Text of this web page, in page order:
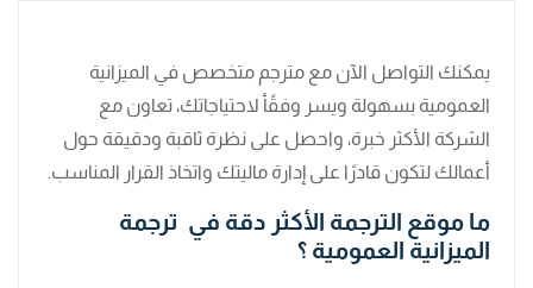
يمكنك التواصل الآن مع مترجم متخصص في الميزانية
العمومية بسهولة ويسر وفقًأ لاحتياجاتك، تعاون مع
الشركة الأكثر خبرة، واحصل على نظرة ثاقبة ودقيقة حول
أعمالك لتكون قادرًا على إدارة ماليتك واتخاذ القرار المناسب.
ما موقع الترجمة الأكثر دقة في ترجمة
الميزانية العمومية ؟